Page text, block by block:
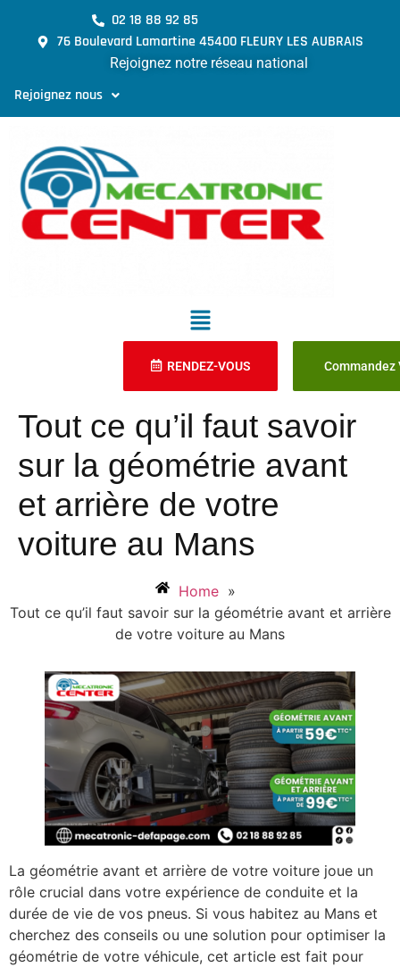
02 18 88 92 85
76 Boulevard Lamartine 45400 FLEURY LES AUBRAIS
Rejoignez notre réseau national
Rejoignez nous
RENDEZ-VOUS Commandez
Tout ce qu’il faut savoir
sur la géométrie avant
et arrière de votre
voiture au Mans
Home »
Tout ce qu’il faut savoir sur la géométrie avant et arrière
de votre voiture au Mans
La géométrie avant et arrière de votre voiture joue un
rôle crucial dans votre expérience de conduite et la
durée de vie de vos pneus. Si vous habitez au Mans et
cherchez des conseils ou une solution pour optimiser la
géométrie de votre véhicule, cet article est fait pour